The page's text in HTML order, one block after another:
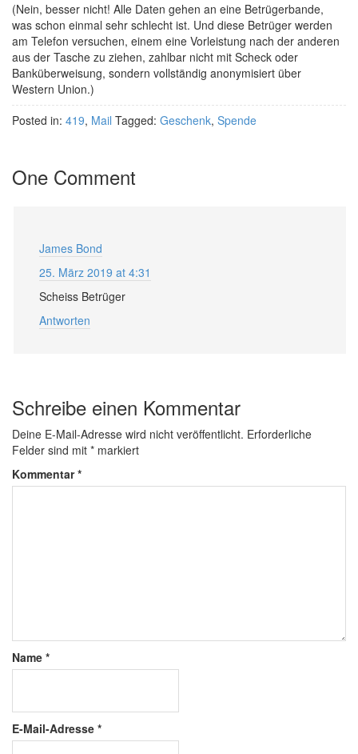
(Nein, besser nicht! Alle Daten gehen an eine Betrügerbande,
was schon einmal sehr schlecht ist. Und diese Betrüger werden
am Telefon versuchen, einem eine Vorleistung nach der anderen
aus der Tasche zu ziehen, zahlbar nicht mit Scheck oder
Banküberweisung, sondern vollständig anonymisiert über
Western Union.)
Posted in: 419, Mail Tagged: Geschenk, Spende
One Comment
James Bond
25. März 2019 at 4:31
Scheiss Betrüger
Antworten
Schreibe einen Kommentar
Deine E-Mail-Adresse wird nicht veröffentlicht. Erforderliche
Felder sind mit * markiert
Kommentar*
Name *
E-Mail-Adresse *